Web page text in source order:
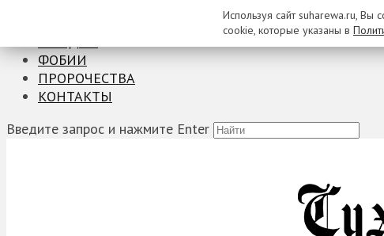
ФОБИИ
ПРОРОЧЕСТВА
КОНТАКТЫ
Введите запрос и нажмите Enter
Используя сайт suharewa.ru, Вы
cookie, которые указаны в